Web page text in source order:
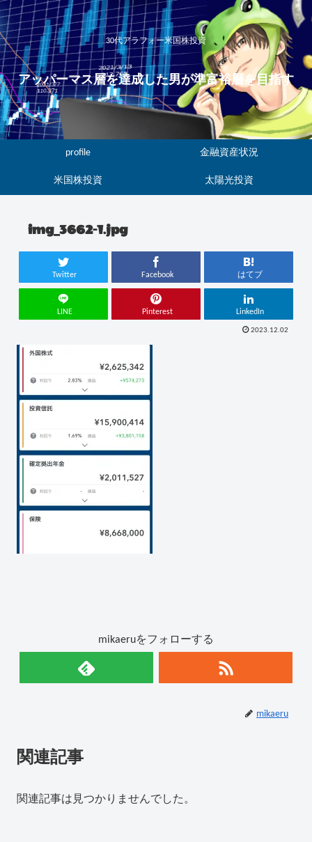
30代アラフォー米国株投資
アッパーマス層を達成した男が準富裕層を目指す
profile 金融資産状況
米国株投資 太陽光投資
img_3662-1.jpg
Twitter Facebook はてブ
LINE Pinterest LinkedIn
2023.12.02
mikaeruをフォローする
mikaeru
関連記事
関連記事は見つかりませんでした。